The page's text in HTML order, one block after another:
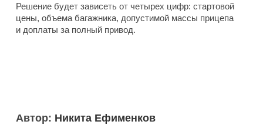
Решение будет зависеть от четырех цифр: стартовой
цены, объема багажника, допустимой массы прицепа
и доплаты за полный привод.
Автор: Никита Ефименков